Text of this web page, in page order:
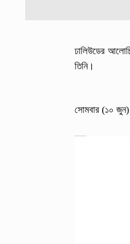
ঢালিউডের
তিনি।
সোমবার (১০ জুন)